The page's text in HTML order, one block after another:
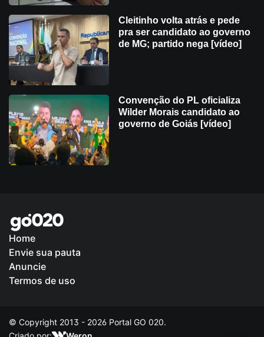
Cleitinho volta atrás e pede
pra ser candidato ao governo
de MG; partido nega [vídeo]
Convenção do PL oficializa
Wilder Morais candidato ao
governo de Goiás [vídeo]
Home
Envie sua pauta
Anuncie
Termos de uso
© Copyright 2013 - 2026 Portal GO 020.